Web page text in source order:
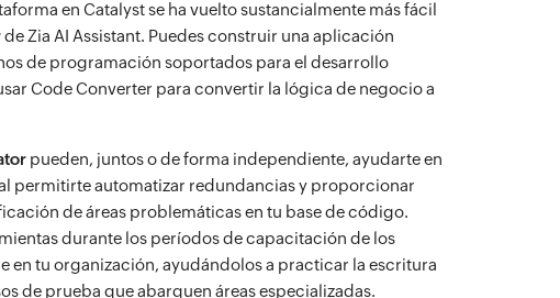
en Catalyst se ha vuelto sustancialmente más fácil
de Zia AI Assistant. Puedes construir una aplicación
de programación soportados para el desarrollo
Code Converter para convertir la lógica de negocio a
pueden, juntos o de forma independiente, ayudarte en
permitirte automatizar redundancias y proporcionar
de áreas problemáticas en tu base de código.
durante los períodos de capacitación de los
en tu organización, ayudándolos a practicar la escritura
de prueba que abarquen áreas especializadas.